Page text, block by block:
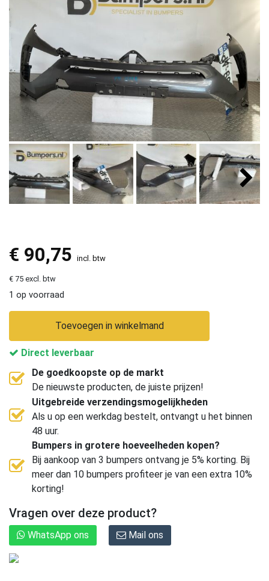
€ 90,75 incl. btw
€ 75 excl. btw
1 op voorraad
Toevoegen in winkelmand
Direct leverbaar
De goedkoopste op de markt
De nieuwste producten, de juiste prijzen!
Uitgebreide verzendingsmogelijkheden
Als u op een werkdag bestelt, ontvangt u het binnen
48 uur.
Bumpers in grotere hoeveelheden kopen?
Bij aankoop van 3 bumpers ontvang je 5% korting. Bij
meer dan 10 bumpers profiteer je van een extra 10%
korting!
Vragen over deze product?
WhatsApp ons Mail ons